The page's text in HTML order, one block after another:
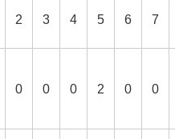
2 3 4 5 6 7
0 0 0 2 0 0